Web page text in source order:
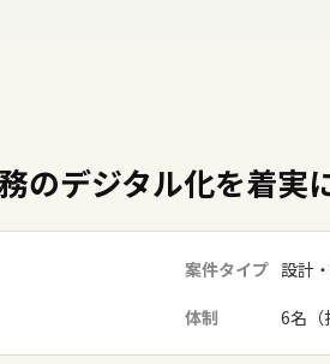
のデジタル化を着実
案件タイプ 設計
体制 6名（